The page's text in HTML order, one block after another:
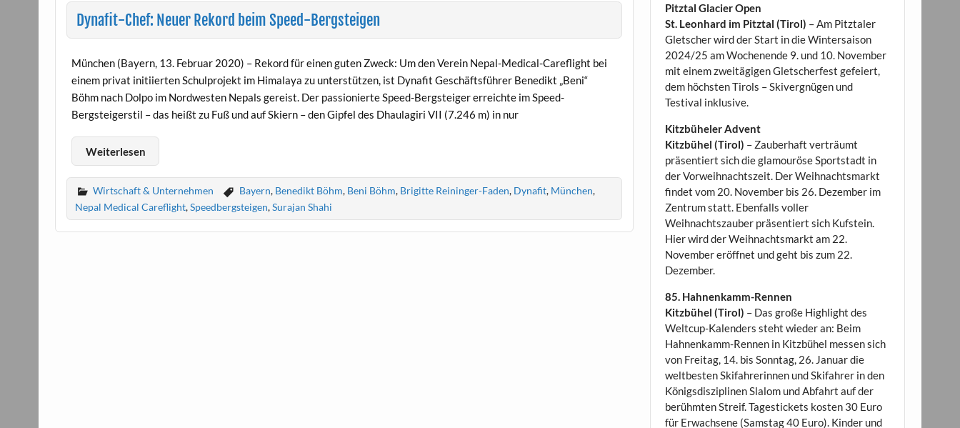
Dynafit-Chef: Neuer Rekord beim Speed-Bergsteigen
München (Bayern, 13. Februar 2020) – Rekord für einen guten Zweck: Um den Verein Nepal-Medical-Careflight bei
einem privat initiierten Schulprojekt im Himalaya zu unterstützen, ist Dynafit Geschäftsführer Benedikt „Beni“
Böhm nach Dolpo im Nordwesten Nepals gereist. Der passionierte Speed-Bergsteiger erreichte im Speed-
Bergsteigerstil – das heißt zu Fuß und auf Skiern – den Gipfel des Dhaulagiri VII (7.246 m) in nur
Weiterlesen
Wirtschaft & Unternehmen Bayern, Benedikt Böhm, Beni Böhm, Brigitte Reininger-Faden, Dynafit, München,
Nepal Medical Careflight,Speedbergsteigen,Surajan Shahi
Pitztal Glacier Open
St. Leonhard im Pitztal (Tirol) – Am Pitztaler
Gletscher wird der Start in die Wintersaison
2024/25 am Wochenende 9. und 10. November
mit einem zweitägigen Gletscherfest gefeiert,
dem höchsten Tirols – Skivergnügen und
Testival inklusive.
Kitzbüheler Advent
Kitzbühel (Tirol) – Zauberhaft verträumt
präsentiert sich die glamouröse Sportstadt in
der Vorweihnachtszeit. Der Weihnachtsmarkt
findet vom 20. November bis 26. Dezember im
Zentrum statt. Ebenfalls voller
Weihnachtszauber präsentiert sich Kufstein.
Hier wird der Weihnachtsmarkt am 22.
November eröffnet und geht bis zum 22.
Dezember.
85. Hahnenkamm-Rennen
Kitzbühel (Tirol) – Das große Highlight des
Weltcup-Kalenders steht wieder an: Beim
Hahnenkamm-Rennen in Kitzbühel messen sich
von Freitag, 14. bis Sonntag, 26. Januar die
weltbesten Skifahrerinnen und Skifahrer in den
Königsdisziplinen Slalom und Abfahrt auf der
berühmten Streif. Tagestickets kosten 30 Euro
für Erwachsene (Samstag 40 Euro). Kinder und